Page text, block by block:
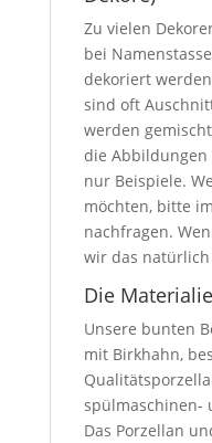
Zu vielen
bei
dekoriert
sind oft
werden
die Abbildungen
nur Beispiele.
möchten, bitte
nachfragen.
wir das
Die
Unsere bunten
mit Birkhahn,
spülmaschinen-
Das Porzellan